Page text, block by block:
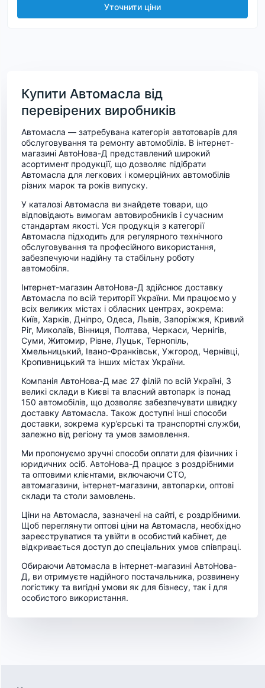
Уточнити ціни
Купити Автомасла від
перевірених виробників
Автомасла — затребувана категорія автотоварів для
обслуговування та ремонту автомобілів. В інтернет-
магазині АвтоНова-Д представлений широкий
асортимент продукції, що дозволяє підібрати
Автомасла для легкових і комерційних автомобілів
різних марок та років випуску.
У каталозі Автомасла ви знайдете товари, що
відповідають вимогам автовиробників і сучасним
стандартам якості. Уся продукція з категорії
Автомасла підходить для регулярного технічного
обслуговування та професійного використання,
забезпечуючи надійну та стабільну роботу
автомобіля.
Інтернет-магазин АвтоНова-Д здійснює доставку
Автомасла по всій території України. Ми працюємо у
всіх великих містах і обласних центрах, зокрема:
Київ, Харків, Дніпро, Одеса, Львів, Запоріжжя, Кривий
Ріг, Миколаїв, Вінниця, Полтава, Черкаси, Чернігів,
Суми, Житомир, Рівне, Луцьк, Тернопіль,
Хмельницький, Івано-Франківськ, Ужгород, Чернівці,
Кропивницький та інших містах України.
Компанія АвтоНова-Д має 27 філій по всій Україні, 3
великі склади в Києві та власний автопарк із понад
150 автомобілів, що дозволяє забезпечувати швидку
доставку Автомасла. Також доступні інші способи
доставки, зокрема кур’єрські та транспортні служби,
залежно від регіону та умов замовлення.
Ми пропонуємо зручні способи оплати для фізичних і
юридичних осіб. АвтоНова-Д працює з роздрібними
та оптовими клієнтами, включаючи СТО,
автомагазини, інтернет-магазини, автопарки, оптові
склади та столи замовлень.
Ціни на Автомасла, зазначені на сайті, є роздрібними.
Щоб переглянути оптові ціни на Автомасла, необхідно
зареєструватися та увійти в особистий кабінет, де
відкривається доступ до спеціальних умов співпраці.
Обираючи Автомасла в інтернет-магазині АвтоНова-
Д, ви отримуєте надійного постачальника, розвинену
логістику та вигідні умови як для бізнесу, так і для
особистого використання.